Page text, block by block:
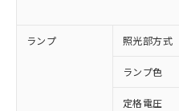
ランプ 照光部方式
ランプ色
定格電圧